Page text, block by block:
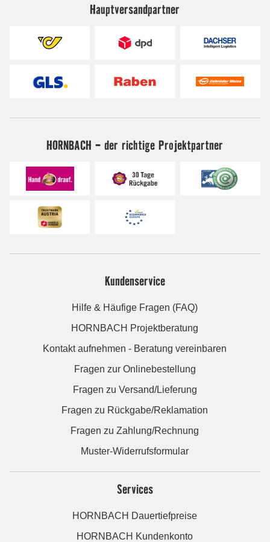
Hauptversandpartner
HORNBACH - der richtige Projektpartner
Kundenservice
Hilfe & Häufige Fragen (FAQ)
HORNBACH Projektberatung
Kontakt aufnehmen - Beratung vereinbaren
Fragen zur Onlinebestellung
Fragen zu Versand/Lieferung
Fragen zu Rückgabe/Reklamation
Fragen zu Zahlung/Rechnung
Muster-Widerrufsformular
Services
HORNBACH Dauertiefpreise
HORNBACH Kundenkonto